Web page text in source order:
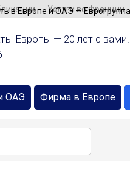
Услуги во Франции
Европы — 20 лет с вами!
ОАЭ Фирма в Европе